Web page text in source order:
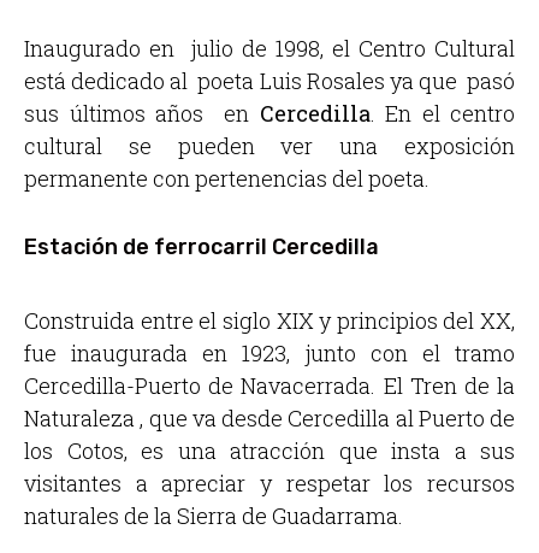
Inaugurado en julio de 1998, el Centro Cultural
está dedicado al poeta Luis Rosales ya que pasó
sus últimos años en Cercedilla. En el centro
cultural se pueden ver una exposición
permanente con pertenencias del poeta.
Estación de ferrocarril Cercedilla
Construida entre el siglo XIX y principios del XX,
fue inaugurada en 1923, junto con el tramo
Cercedilla-Puerto de Navacerrada. ElTren de la
Naturaleza, que va desde Cercedilla al Puerto de
los Cotos, es una atracción que insta a sus
visitantes a apreciar y respetar los recursos
naturales de la Sierra de Guadarrama.